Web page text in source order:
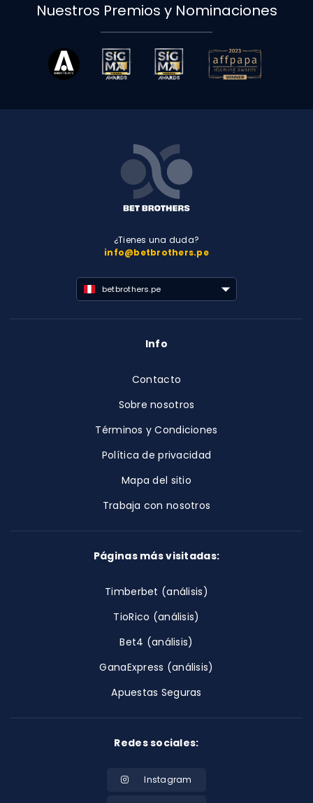
Nuestros Premios y Nominaciones
¿Tienes una duda?
info@betbrothers.pe
betbrothers.pe
Info
Contacto
Sobre nosotros
Términos y Condiciones
Política de privacidad
Mapa del sitio
Trabaja con nosotros
Páginas más visitadas:
Timberbet (análisis)
TioRico (análisis)
Bet4 (análisis)
GanaExpress (análisis)
Apuestas Seguras
Redes sociales:
Instagram